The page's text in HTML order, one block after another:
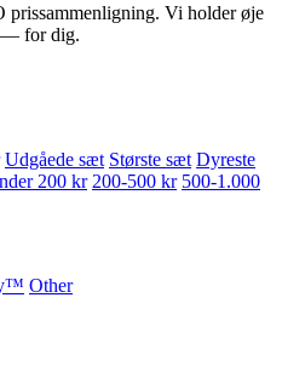
prissammenligning. Vi holder øje
— for dig.
Udgåede sæt Største sæt Dyreste
200 kr 200-500 kr 500-1.000
Other